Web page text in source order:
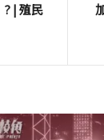
? | 殖民